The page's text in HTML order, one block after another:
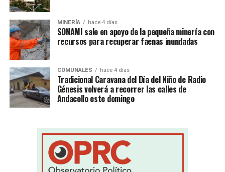
MINERÍA hace 4 días
SONAMI sale en apoyo de la pequeña minería con
recursos para recuperar faenas inundadas
COMUNALES hace 4 días
Tradicional Caravana del Día del Niño de Radio
Génesis volverá a recorrer las calles de
Andacollo este domingo